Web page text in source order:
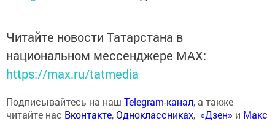
Читайте новости Татарстана в
национальном мессенджере MАХ:
https://max.ru/tatmedia
Подписывайтесь на наш Telegram-канал, а также
читайте нас Вконтакте,Одноклассниках, «Дзен» и Макс